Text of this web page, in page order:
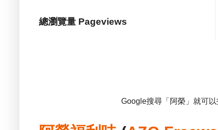
總瀏覽量 Pageviews
Google搜尋「阿榮」就可